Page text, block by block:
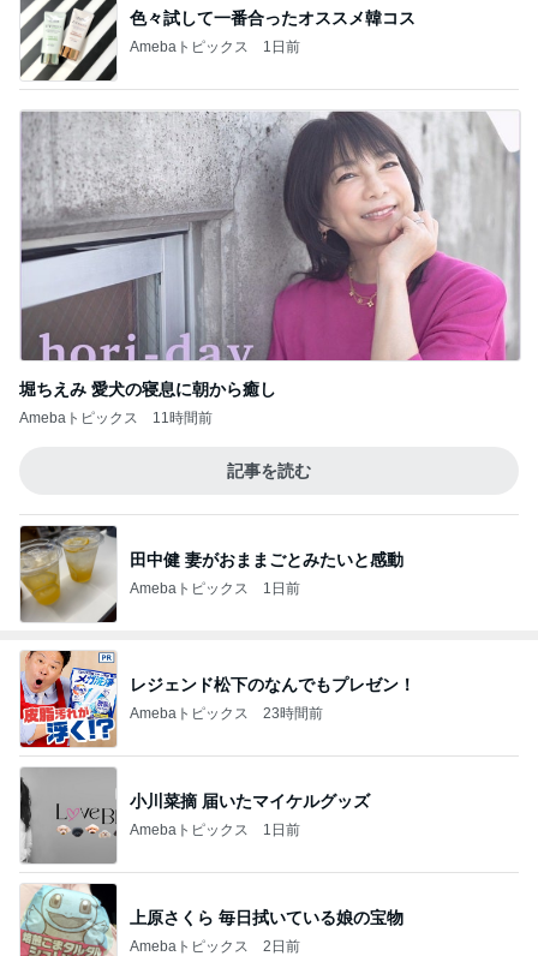
色々試して一番合ったオススメ韓コス
Amebaトピックス 1日前
堀ちえみ 愛犬の寝息に朝から癒し
Amebaトピックス 11時間前
記事を読む
田中健 妻がおままごとみたいと感動
Amebaトピックス 1日前
レジェンド松下のなんでもプレゼン！
Amebaトピックス 23時間前
小川菜摘 届いたマイケルグッズ
Amebaトピックス 1日前
上原さくら 毎日拭いている娘の宝物
Amebaトピックス 2日前